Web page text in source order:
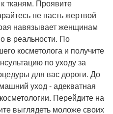
тканям. Проявите
не пасть жертвой
навязывает женщинам
в реальности. По
косметолога и получите
по уходу за
для вас дороги. До
уход - адекватная
Перейдите на
выглядеть моложе своих